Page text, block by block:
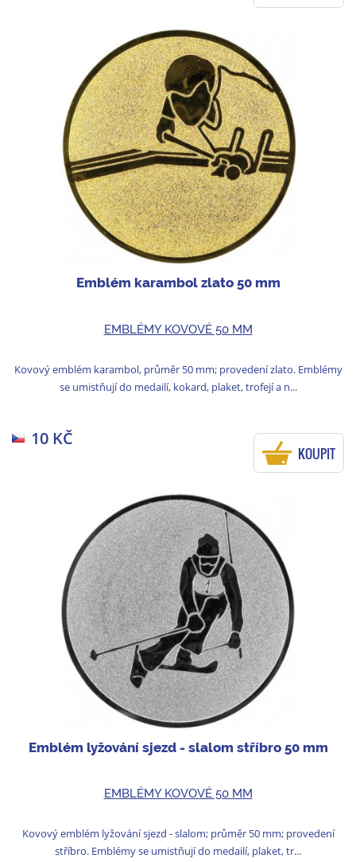
Emblém karambol zlato 50 mm
EMBLÉMY KOVOVÉ 50 MM
Kovový emblém karambol, průměr 50 mm; provedení zlato. Emblémy
se umistňují do medailí, kokard, plaket, trofejí a n...
10 KČ
KOUPIT
Emblém lyžování sjezd - slalom stříbro 50 mm
EMBLÉMY KOVOVÉ 50 MM
Kovový emblém lyžování sjezd - slalom; průměr 50 mm; provedení
stříbro. Emblémy se umistňují do medailí, plaket, tr...